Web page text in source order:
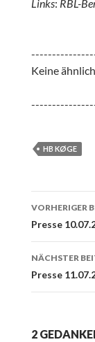
Links: RBL-
Keine
HB KØGE
VORHERIGER
Presse
NÄCHSTER
Presse
2